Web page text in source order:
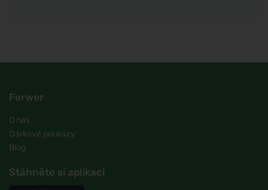
Ferwer
O nás
Dárkové poukazy
Blog
Stáhněte si aplikaci